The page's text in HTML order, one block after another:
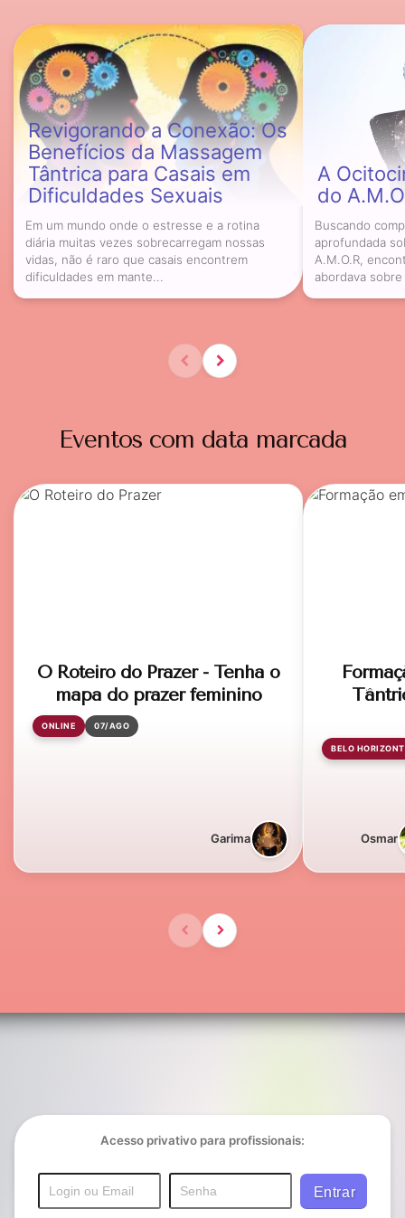
Revigorando a Conexão: Os
Benefícios da Massagem
Tântrica para Casais em
Dificuldades Sexuais
Em um mundo onde o estresse e a rotina
diária muitas vezes sobrecarregam nossas
vidas, não é raro que casais encontrem
dificuldades em mante...
A
do
Buscando
aprofundada
A.M.O.R,
abordava
Eventos com data marcada
O Roteiro do Prazer - Tenha o
mapa do prazer feminino
ONLINE 07/AGO
Garima
BELO
Osmar
Acesso privativo para profissionais: